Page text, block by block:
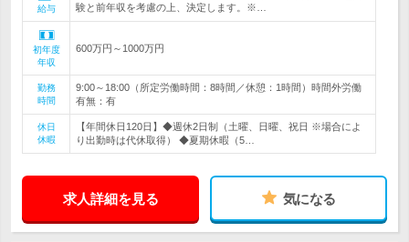
給与
験と前年収を考慮の上、決定します。※…
初年度
年収
600万円～1000万円
勤務
時間
9:00～18:00（所定労働時間：8時間／休憩：1時間）時間外労働
有無：有
休日
休暇
【年間休日120日】◆週休2日制（土曜、日曜、祝日 ※場合によ
り出勤時は代休取得） ◆夏期休暇（5…
求人詳細を見る 気になる